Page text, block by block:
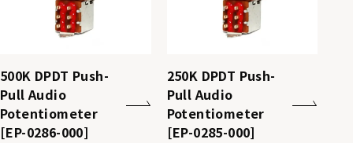
500K DPDT Push-
Pull Audio
Potentiometer
[EP-0286-000]
250K DPDT Push-
Pull Audio
Potentiometer
[EP-0285-000]